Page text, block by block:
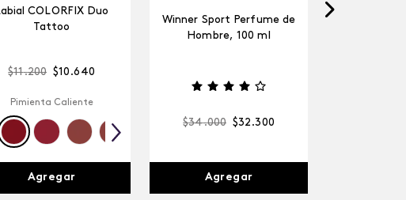
COLORFIX Duo
Tattoo
$11.200 $10 .640
Pimienta Caliente
Agregar
Winner Sport Perfume de
Hombre, 100 ml
$34.000 $32 .300
Agregar